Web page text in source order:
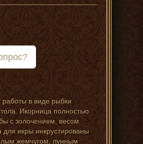
работы в виде рыбки
Икорница полностью
с золочением, весом
икры инкрустированы
жемчугом, лунным